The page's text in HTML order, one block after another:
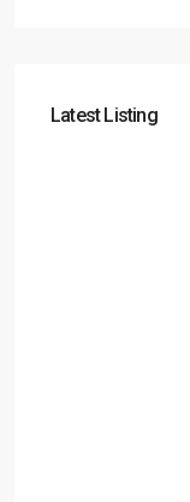
Latest Listing